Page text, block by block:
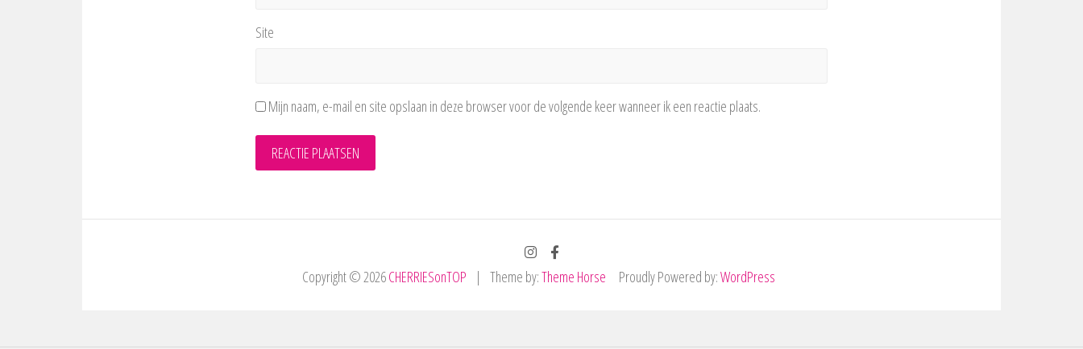
Site
Mijn naam, e-mail en site opslaan in deze browser voor de volgende keer wanneer ik een reactie plaats.
Copyright © 2026CHERRIESonTOP Theme by:Theme Horse Proudly Powered by:WordPress